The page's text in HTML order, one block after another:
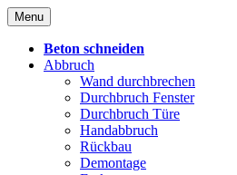
Skip
to
content
Menu
Beton schneiden
Abbruch
Wand durchbrechen
Durchbruch Fenster
Durchbruch Türe
Handabbruch
Rückbau
Demontage